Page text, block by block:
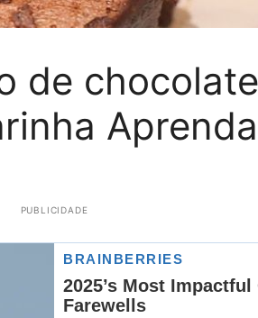
de chocolate
PUBLICIDADE